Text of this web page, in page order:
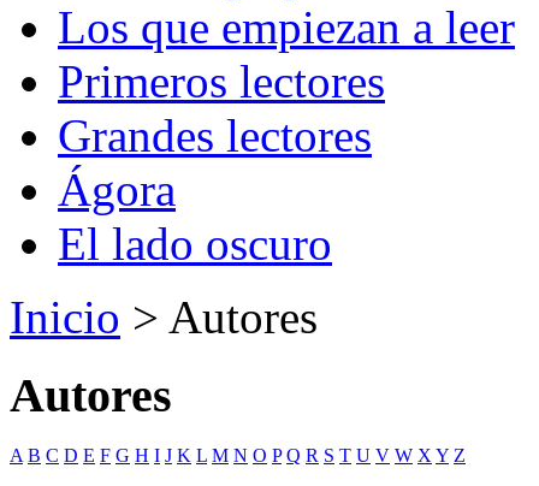
Los que empiezan a leer
Primeros lectores
Grandes lectores
Ágora
El lado oscuro
Inicio > Autores
Autores
A B C D E F G H I J K L M N O P Q R S T U V W XY Z